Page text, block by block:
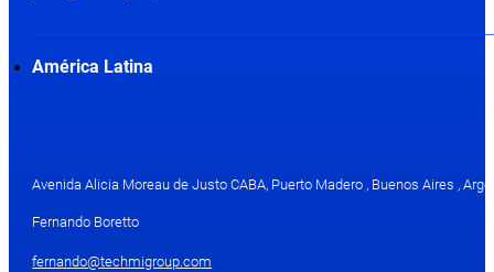
América Latina
Avenida Alicia Moreau de Justo CABA, Puerto Madero , Buenos Aires ,
Fernando Boretto
fernando@techmigroup.com